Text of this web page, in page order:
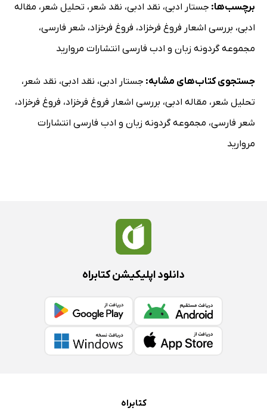
برچسب‌ها: جستار ادبی، نقد ادبی، نقد شعر ، تحلیل شعر ، مقاله
ادبی، بررسی اشعار فروغ فرخزاد، فروغ فرخزاد، شعر فارسی،
مجموعه گردونه زبان و ادب فارسی انتشارات مروارید
جستجوی کتاب‌های مشابه: جستار ادبی، نقد ادبی، نقد شعر ،
تحلیل شعر ، مقاله ادبی، بررسی اشعار فروغ فرخزاد، فروغ فرخزاد،
شعر فارسی، مجموعه گردونه زبان و ادب فارسی انتشارات
مروارید
دانلود اپلیکیشن کتابراه
کتابراه